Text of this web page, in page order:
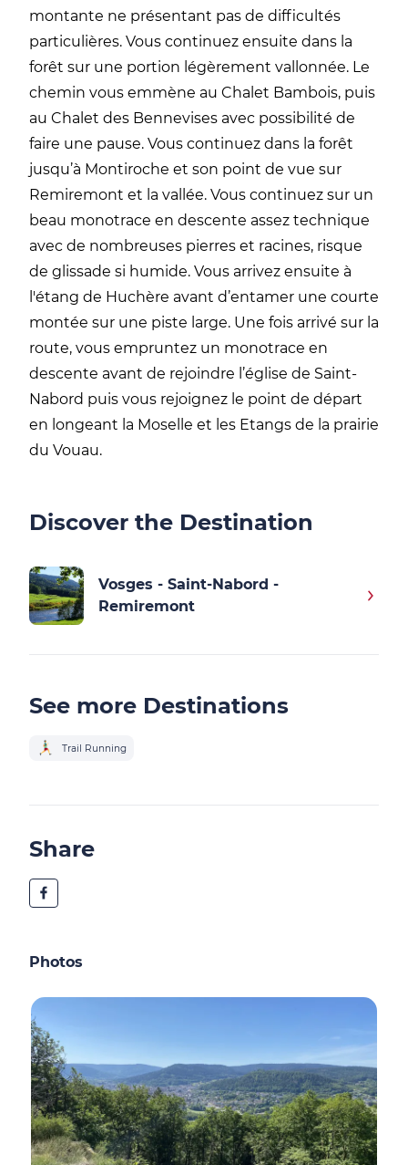
montante ne présentant pas de difficultés
particulières. Vous continuez ensuite dans la
forêt sur une portion légèrement vallonnée. Le
chemin vous emmène au Chalet Bambois, puis
au Chalet des Bennevises avec possibilité de
faire une pause. Vous continuez dans la forêt
jusqu’à Montiroche et son point de vue sur
Remiremont et la vallée. Vous continuez sur un
beau monotrace en descente assez technique
avec de nombreuses pierres et racines, risque
de glissade si humide. Vous arrivez ensuite à
l'étang de Huchère avant d’entamer une courte
montée sur une piste large. Une fois arrivé sur la
route, vous empruntez un monotrace en
descente avant de rejoindre l’église de Saint-
Nabord puis vous rejoignez le point de départ
en longeant la Moselle et les Etangs de la prairie
du Vouau.
Discover the Destination
Vosges - Saint-Nabord -
Remiremont
See more Destinations
Trail Running
Share
Photos